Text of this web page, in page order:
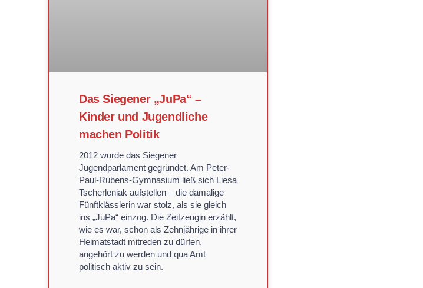
Das Siegener „JuPa“ –
Kinder und Jugendliche
machen Politik
2012 wurde das Siegener
Jugendparlament gegründet. Am Peter-
Paul-Rubens-Gymnasium ließ sich Liesa
Tscherleniak aufstellen – die damalige
Fünftklässlerin war stolz, als sie gleich
ins „JuPa“ einzog. Die Zeitzeugin erzählt,
wie es war, schon als Zehnjährige in ihrer
Heimatstadt mitreden zu dürfen,
angehört zu werden und qua Amt
politisch aktiv zu sein.